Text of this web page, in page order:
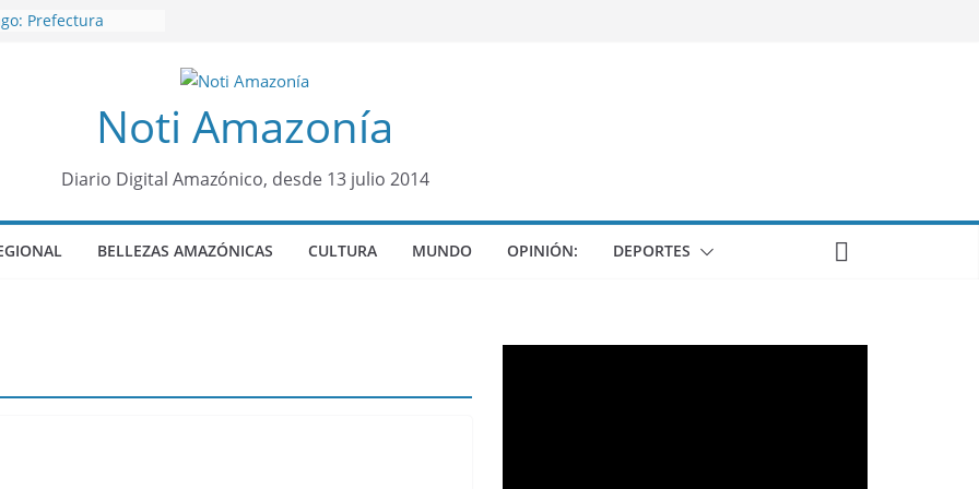
Prefectura
Colo Colo de Chile
su nueva reina por
una alerta
mental
Noti Amazonía
Diario Digital Amazónico, desde 13 julio 2014
BELLEZAS AMAZÓNICAS CULTURA MUNDO OPINIÓN: DEPORTES